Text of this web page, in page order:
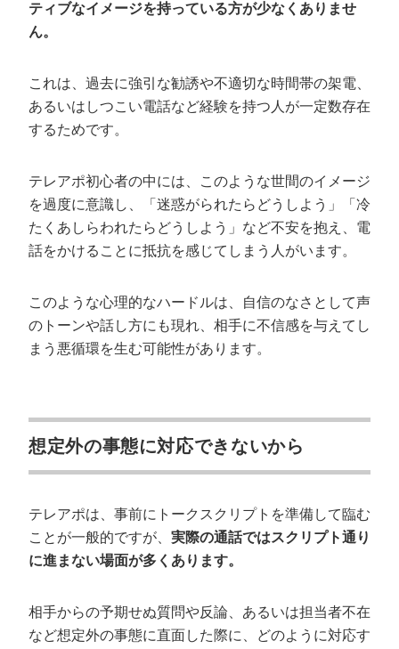
ティブなイメージを持っている方が少なくありませ
ん。
これは、過去に強引な勧誘や不適切な時間帯の架電、
あるいはしつこい電話など経験を持つ人が一定数存在
するためです。
テレアポ初心者の中には、このような世間のイメージ
を過度に意識し、「迷惑がられたらどうしよう」「冷
たくあしらわれたらどうしよう」など不安を抱え、電
話をかけることに抵抗を感じてしまう人がいます。
このような心理的なハードルは、自信のなさとして声
のトーンや話し方にも現れ、相手に不信感を与えてし
まう悪循環を生む可能性があります。
想定外の事態に対応できないから
テレアポは、事前にトークスクリプトを準備して臨む
ことが一般的ですが、 実際の通話ではスクリプト通り
に進まない場面が多くあります。
相手からの予期せぬ質問や反論、あるいは担当者不在
など想定外の事態に直面した際に、どのように対応す